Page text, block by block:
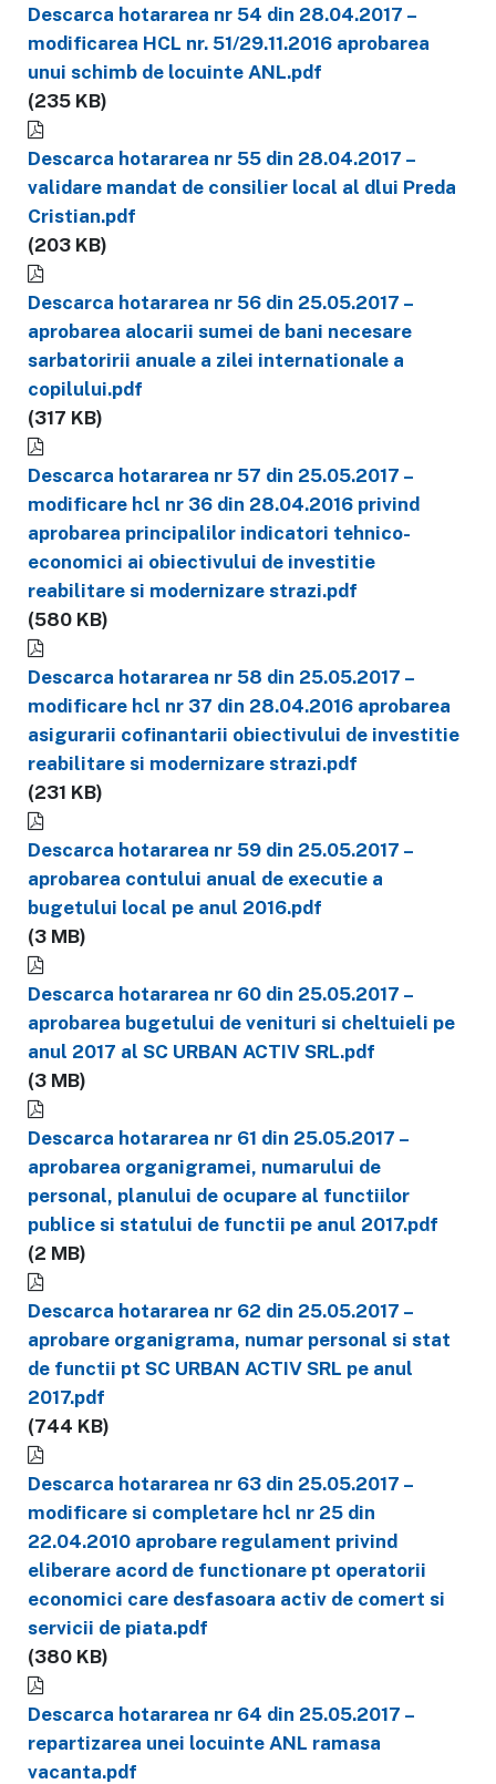
Descarca hotararea nr 54 din 28.04.2017 –
modificarea HCL nr. 51/29.11.2016 aprobarea
unui schimb de locuinte ANL.pdf
(235 KB)
Descarca hotararea nr 55 din 28.04.2017 –
validare mandat de consilier local al dlui Preda
Cristian.pdf
(203 KB)
Descarca hotararea nr 56 din 25.05.2017 –
aprobarea alocarii sumei de bani necesare
sarbatoririi anuale a zilei internationale a
copilului.pdf
(317 KB)
Descarca hotararea nr 57 din 25.05.2017 –
modificare hcl nr 36 din 28.04.2016 privind
aprobarea principalilor indicatori tehnico-
economici ai obiectivului de investitie
reabilitare si modernizare strazi.pdf
(580 KB)
Descarca hotararea nr 58 din 25.05.2017 –
modificare hcl nr 37 din 28.04.2016 aprobarea
asigurarii cofinantarii obiectivului de investitie
reabilitare si modernizare strazi.pdf
(231 KB)
Descarca hotararea nr 59 din 25.05.2017 –
aprobarea contului anual de executie a
bugetului local pe anul 2016.pdf
(3 MB)
Descarca hotararea nr 60 din 25.05.2017 –
aprobarea bugetului de venituri si cheltuieli pe
anul 2017 al SC URBAN ACTIV SRL.pdf
(3 MB)
Descarca hotararea nr 61 din 25.05.2017 –
aprobarea organigramei, numarului de
personal, planului de ocupare al functiilor
publice si statului de functii pe anul 2017.pdf
(2 MB)
Descarca hotararea nr 62 din 25.05.2017 –
aprobare organigrama, numar personal si stat
de functii pt SC URBAN ACTIV SRL pe anul
2017.pdf
(744 KB)
Descarca hotararea nr 63 din 25.05.2017 –
modificare si completare hcl nr 25 din
22.04.2010 aprobare regulament privind
eliberare acord de functionare pt operatorii
economici care desfasoara activ de comert si
servicii de piata.pdf
(380 KB)
Descarca hotararea nr 64 din 25.05.2017 –
repartizarea unei locuinte ANL ramasa
vacanta.pdf